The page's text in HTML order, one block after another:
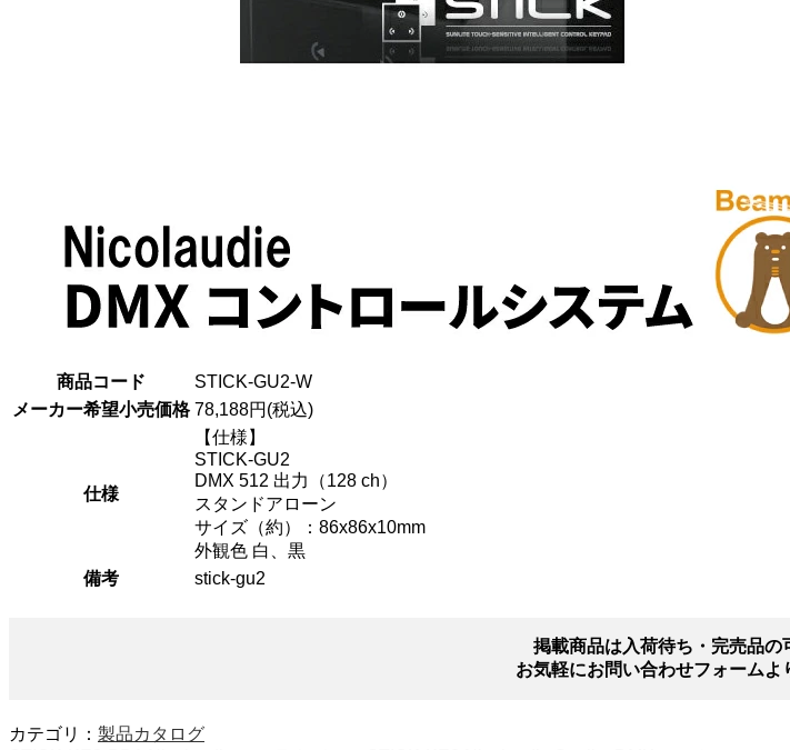
商品コード
STICK-GU2-W
メーカー希望小売価格 78,188円(税込)
仕様
【仕様】
STICK-GU2
DMX 512 出力（128 ch）
スタンドアローン
サイズ（約）：86x86x10mm
外観色 白、黒
備考
stick-gu2
掲載商品は入荷待ち・完売品の
お気軽にお問い合わせフォームよ
カテゴリ： 製品カタログ